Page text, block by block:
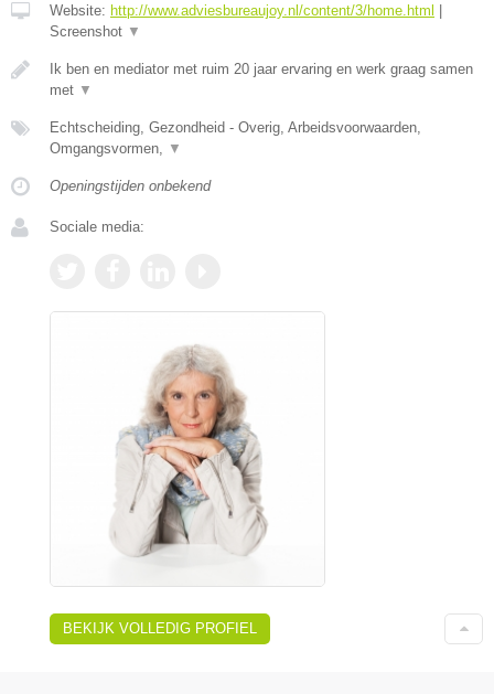
Website: http://www.adviesbureaujoy.nl/content/3/home.html
Screenshot ▼
Ik ben en mediator met ruim 20 jaar ervaring en werk graag samen
met ▼
Echtscheiding, Gezondheid - Overig, Arbeidsvoorwaarden,
Omgangsvormen,
▼
Openingstijden onbekend
Sociale media:
BEKIJK VOLLEDIG PROFIEL